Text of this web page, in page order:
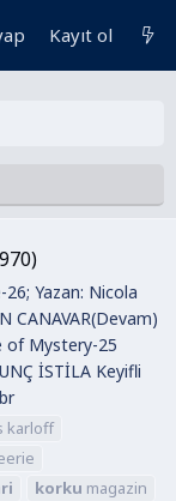
Kayıt ol
26; Yazan: Nicola
CANAVAR(Devam)
of Mystery-25
İSTİLA Keyifli
karloff
korku magazin